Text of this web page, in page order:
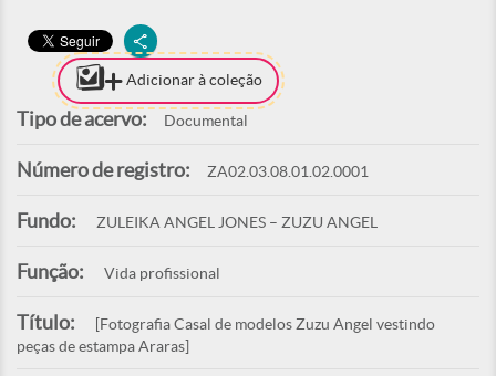
Adicionar à coleção
Tipo de acervo: Documental
Número de registro: ZA02.03.08.01.02.0001
Fundo: ZULEIKA ANGEL JONES – ZUZU ANGEL
Função: Vida profissional
Título:
[Fotografia Casal de modelos Zuzu Angel vestindo
peças de estampa Araras]